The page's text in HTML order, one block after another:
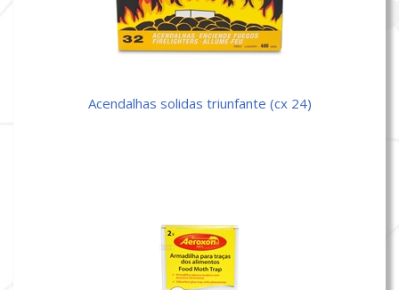
acendalhas solidas triunfante (cx 24)